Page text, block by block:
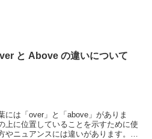
と Above の違いについて
には「over」と「above」がありま
上に位置していることを示すために使
ニュアンスには違いがあります。こ